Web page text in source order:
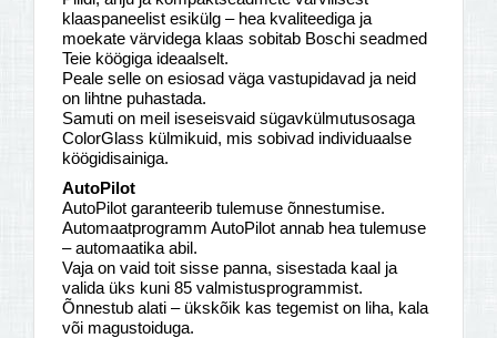
klaaspaneelist esikülg – hea kvaliteediga ja
moekate värvidega klaas sobitab Boschi seadmed
Teie köögiga ideaalselt.
Peale selle on esiosad väga vastupidavad ja neid
on lihtne puhastada.
Samuti on meil iseseisvaid sügavkülmutusosaga
ColorGlass külmikuid, mis sobivad individuaalse
köögidisainiga.
AutoPilot
AutoPilot garanteerib tulemuse õnnestumise.
Automaatprogramm AutoPilot annab hea tulemuse
– automaatika abil.
Vaja on vaid toit sisse panna, sisestada kaal ja
valida üks kuni 85 valmistusprogrammist.
Õnnestub alati – ükskõik kas tegemist on liha, kala
või magustoiduga.